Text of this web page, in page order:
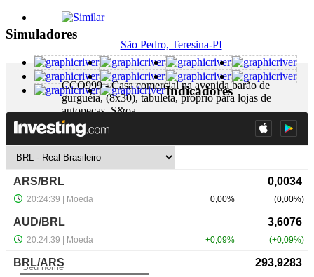
São Pedro, Teresina-PI
CCO999 - Casa comercial na avenida barão de
gurguéia, (8x30), tabuleta, próprio para lojas de
autopeças. S&oa...
+ Detalhes
R$ 280.000,00
Simuladores
Indicadores
NewsLetter